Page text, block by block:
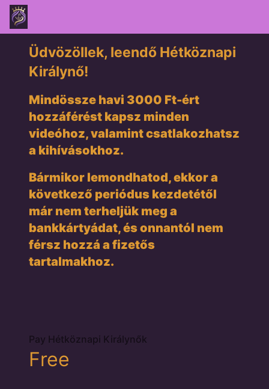
Üdvözöllek, leendő Hétköznapi
Királynő!
Mindössze havi 3000 Ft-ért
hozzáférést kapsz minden
videóhoz, valamint csatlakozhatsz
a kihívásokhoz.
Bármikor lemondhatod, ekkor a
következő periódus kezdetétől
már nem terheljük meg a
bankkártyádat, és onnantól nem
férsz hozzá a fizetős
tartalmakhoz.
Pay Hétköznapi Királynők
Free